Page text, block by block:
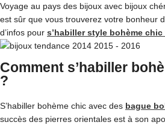
Voyage au pays des bijoux avec bijoux
est sûr que vous trouverez votre bonheur
d’infos pour s’habiller style bohème chic
Comment s’habiller
?
S’habiller bohème chic avec des bague
succès des pierres orientales est à son